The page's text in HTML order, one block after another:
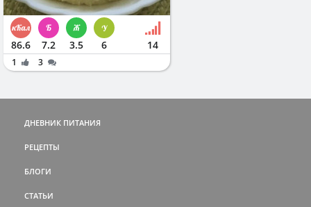
86.6 7.2 3.5 6 14
1 3
ДНЕВНИК ПИТАНИЯ
РЕЦЕПТЫ
БЛОГИ
СТАТЬИ